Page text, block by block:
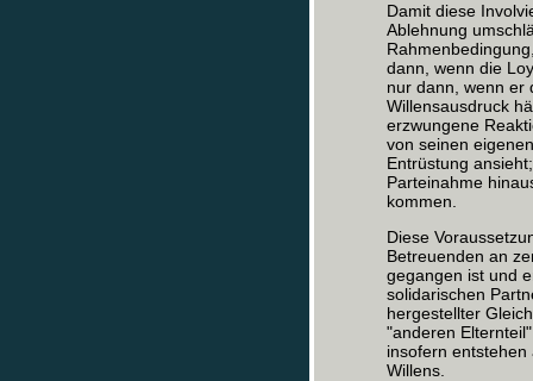
Damit diese
Ablehnung
dann, wenn die
nur dann, wenn er
Willensausdruck
erzwungene
von seinen
Entrüstung
Parteinahme
kommen.
Diese
Betreuenden an
gegangen ist und
solidarischen
hergestellter
"anderen
insofern
Willens.